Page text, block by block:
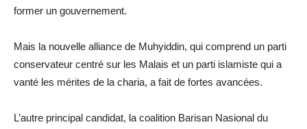
former un gouvernement.
Mais la nouvelle alliance de Muhyiddin, qui comprend un parti
conservateur centré sur les Malais et un parti islamiste qui a
vanté les mérites de la charia, a fait de fortes avancées.
L’autre principal candidat, la coalition Barisan Nasional du